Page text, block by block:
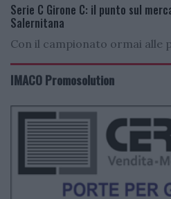
Serie C Girone C: il punto sul
Salernitana
Con il campionato ormai alle
IMACO Promosolution